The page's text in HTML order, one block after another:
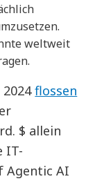
weltweit
2024flossen
$ allein
IT-
Agentic AI